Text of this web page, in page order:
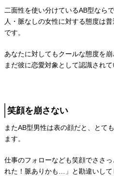
二面性を使い分けているAB型なら
人・脈なしの女性に対する態度は
です。
あなたに対してもクールな態度を
まだ彼に恋愛対象として認識されて
笑顔を崩さない
またAB型男性は表の顔だと、とて
ます。
仕事のフォローなども笑顔でささ
れた！脈ありかも…」と勘違いして